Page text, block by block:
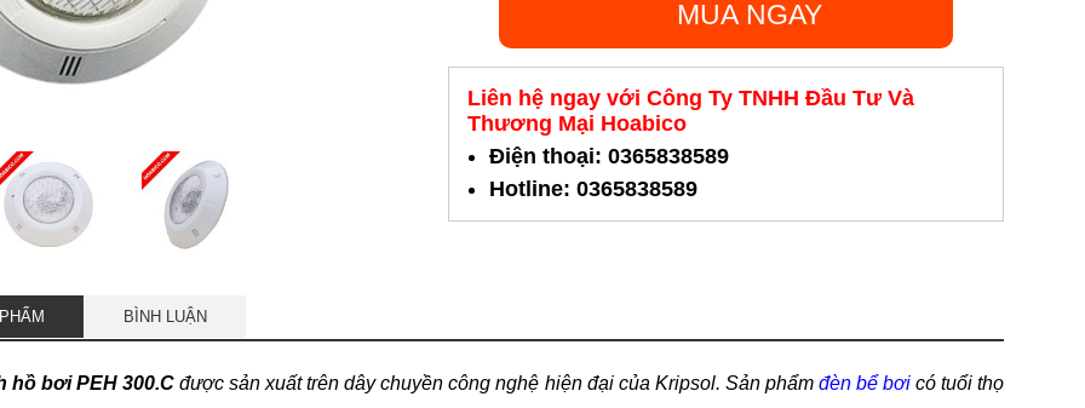
MUA NGAY
Liên hệ ngay với Công Ty TNHH Đầu Tư Và
Thương Mại Hoabico
Điện thoại: 0365838589
Hotline: 0365838589
BÌNH LUẬN
hồ bơi PEH 300.C được sản xuất trên dây chuyền công nghệ hiện đại của Kripsol. Sản phẩm đèn bể bơicó tuổi thọ